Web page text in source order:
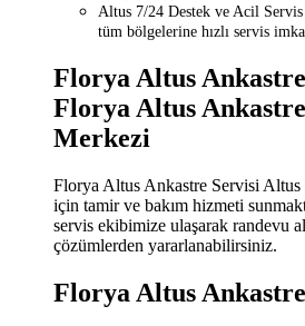
Altus 7/24 Destek ve Acil
tüm bölgelerine hızlı servis
Florya Altus
Florya Altus
Merkezi
Florya Altus Ankastre Servisi Altus
için tamir ve bakım hizmeti
servis ekibimize ulaşarak randevu
çözümlerden yararlanabilirsiniz.
Florya Altus